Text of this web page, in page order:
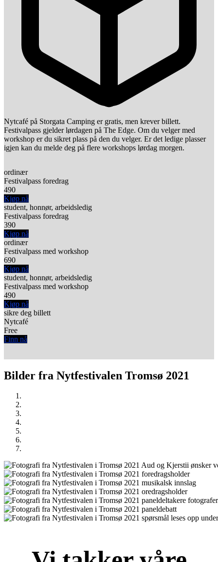
Nytcafé på Storgata Camping er gratis, men krever billett.
Festivalpass gjelder lørdagen på The Edge. Om du velger med
workshop er du sikret plass på den du velger. Er det ledige plasser
igjen kan du melde deg på flere workshops lørdag morgen.
ordinær
Festivalpass foredrag
490
Kjøp nå
student, honnør, arbeidsledig
Festivalpass foredrag
390
Kjøp nå
ordinær
Festivalpass med workshop
690
Kjøp nå
student, honnør, arbeidsledig
Festivalpass med workshop
490
Kjøp nå
sikre deg billett
Nytcafé
Free
Finn nå
Bilder fra Nytfestivalen Tromsø 2021